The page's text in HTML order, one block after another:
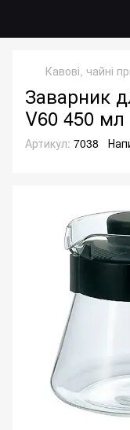
Кавові, чайні
Заварник
V60 450 мл
Артикул: 7038